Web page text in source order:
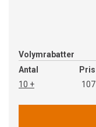
Volymrabatter
Antal
10 +